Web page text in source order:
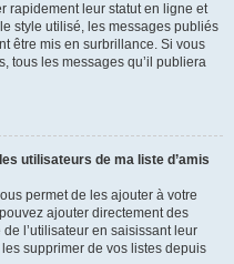
rapidement leur statut en ligne et
style utilisé, les messages publiés
être mis en surbrillance. Si vous
tous les messages qu’il publiera
utilisateurs de ma liste d’amis
permet de les ajouter à votre
ajouter directement des
l’utilisateur en saisissant leur
supprimer de vos listes depuis